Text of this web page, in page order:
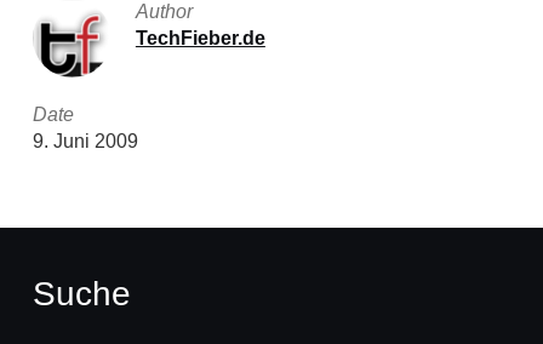
Author
TechFieber.de
Date
9. Juni 2009
Suche